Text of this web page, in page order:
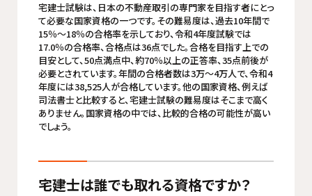
宅建士試験は、日本の不動産取引の専門家を目指す者にとっ
て必要な国家資格の一つです。その難易度は、過去10年間で
15％～18％の合格率を示しており、令和4年度試験では
17.0％の合格率、合格点は36点でした。合格を目指す上での
目安として、50点満点中、約70％以上の正答率、35点前後が
必要とされています。年間の合格者数は3万～4万人で、令和4
年度には38,525人が合格しています。他の国家資格、例えば
司法書士と比較すると、宅建士試験の難易度はそこまで高く
ありません。国家資格の中では、比較的合格の可能性が高い
でしょう。
宅建士は誰でも取れる資格ですか？